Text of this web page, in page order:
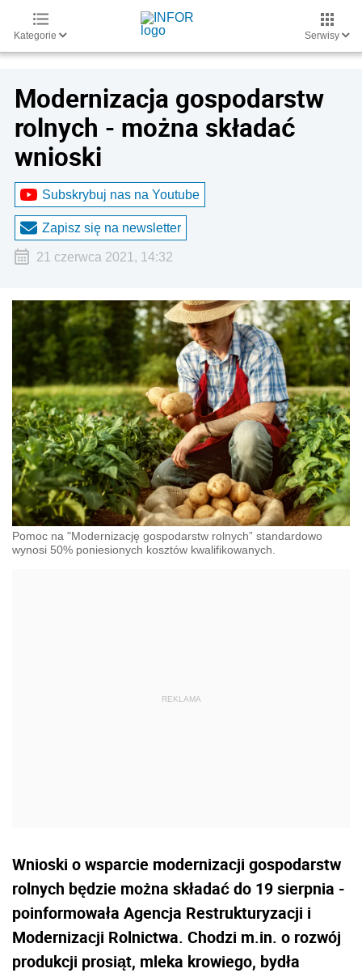
Kategorie Serwisy
Modernizacja gospodarstw
rolnych - można składać
wnioski
Subskrybuj nas na Youtube
Zapisz się na newsletter
21 czerwca 2021, 14:32
Pomoc na "Modernizację gospodarstw rolnych” standardowo
wynosi 50% poniesionych kosztów kwalifikowanych.
Wnioski o wsparcie modernizacji gospodarstw
rolnych będzie można składać do 19 sierpnia -
poinformowała Agencja Restrukturyzacji i
Modernizacji Rolnictwa. Chodzi m.in. o rozwój
produkcji prosiąt, mleka krowiego, bydła